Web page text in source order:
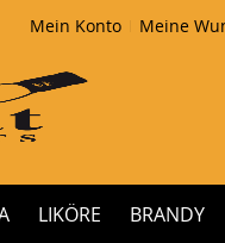
Mein Konto Meine
LIKÖRE BRANDY